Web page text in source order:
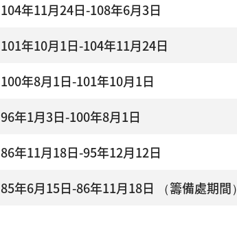
104年11月24日-108年6月3日
101年10月1日-104年11月24日
100年8月1日-101年10月1日
96年1月3日-100年8月1日
86年11月18日-95年12月12日
85年6月15日-86年11月18日 （籌備處期間）